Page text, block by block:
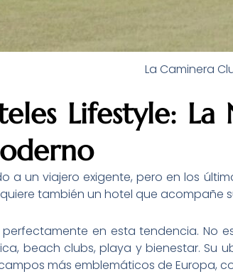
La Caminera
Lifestyle:
a un viajero exigente, pero en los
también un hotel que acompañe
en esta tendencia. No
beach clubs, playa y bienestar. Su
más emblemáticos de Europa,